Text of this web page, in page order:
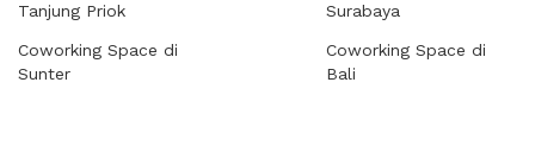
Tanjung Priok
Coworking Space di
Sunter
Surabaya
Coworking Space di
Bali